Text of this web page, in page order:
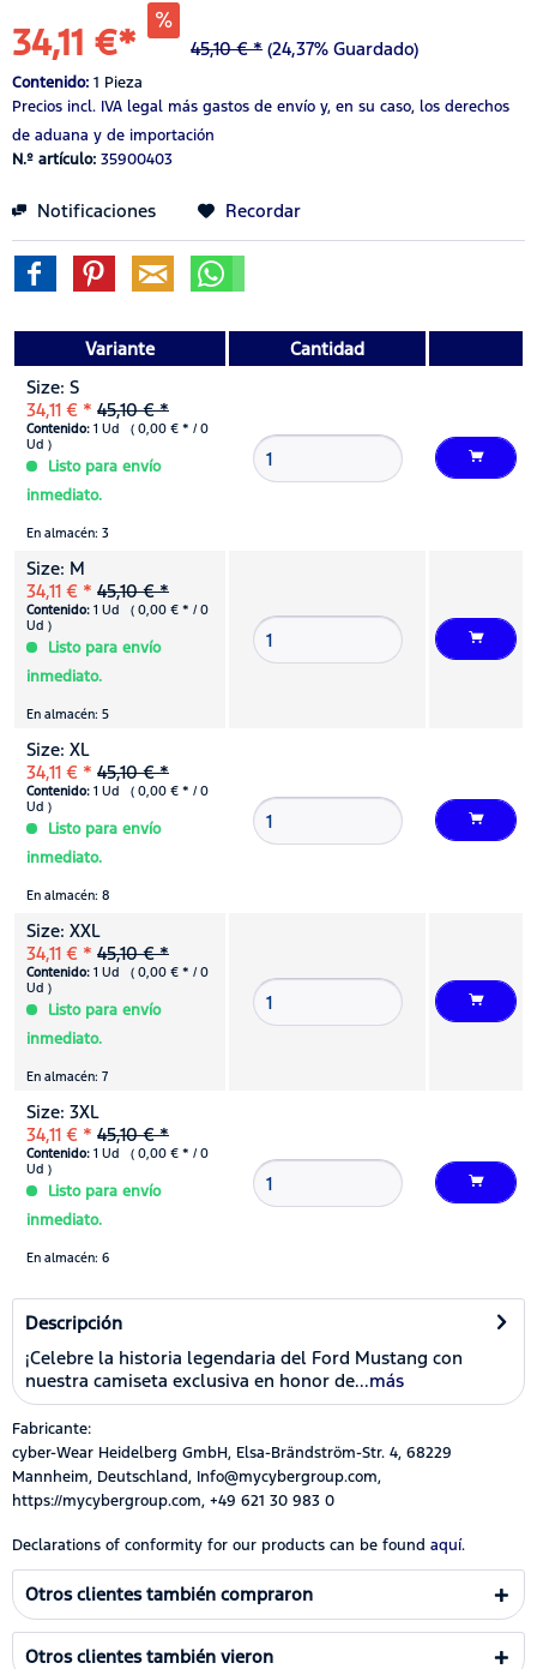
34,11 €* 45,10 € * (24,37% Guardado)
Contenido: 1 Pieza
Precios incl. IVA legal más gastos de envío y, en su caso, los derechos
de aduana y de importación
N.º artículo: 35900403
Notificaciones Recordar
Variante
Cantidad
Size: S
34,11 € * 45,10 € *
Contenido: 1 Ud ( 0,00 € * / 0
Ud )
Listo para envío
inmediato.
En almacén: 3
Size: M
34,11 € * 45,10 € *
Contenido: 1 Ud ( 0,00 € * / 0
Ud )
Listo para envío
inmediato.
En almacén: 5
Size: XL
34,11 € * 45,10 € *
Contenido: 1 Ud ( 0,00 € * / 0
Ud )
Listo para envío
inmediato.
En almacén: 8
Size: XXL
34,11 € * 45,10 € *
Contenido: 1 Ud ( 0,00 € * / 0
Ud )
Listo para envío
inmediato.
En almacén: 7
Size: 3XL
34,11 € * 45,10 € *
Contenido: 1 Ud ( 0,00 € * / 0
Ud )
Listo para envío
inmediato.
En almacén: 6
Descripción
¡Celebre la historia legendaria del Ford Mustang con
nuestra camiseta exclusiva en honor de...más
Fabricante:
cyber-Wear Heidelberg GmbH, Elsa-Brändström-Str. 4, 68229
Mannheim, Deutschland, Info@mycybergroup.com,
https://mycybergroup.com, +49 621 30 983 0
Declarations of conformity for our products can be found aquí.
Otros clientes también compraron
Otros clientes también vieron